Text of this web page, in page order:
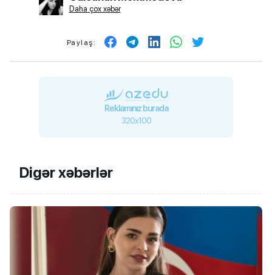
Daha çox xəbər
Paylaş:
Reklamınız burada
320x100
Digər xəbərlər